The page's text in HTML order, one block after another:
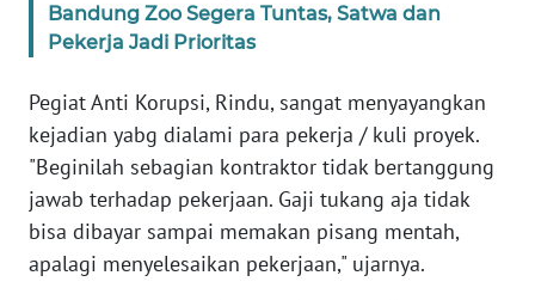
Bandung Zoo Segera Tuntas, Satwa dan
Pekerja Jadi Prioritas
Pegiat Anti Korupsi, Rindu, sangat menyayangkan
kejadian yabg dialami para pekerja / kuli proyek.
"Beginilah sebagian kontraktor tidak bertanggung
jawab terhadap pekerjaan. Gaji tukang aja tidak
bisa dibayar sampai memakan pisang mentah,
apalagi menyelesaikan pekerjaan," ujarnya.
LAMPUNG
JATENG
WN
NUSANTARA
WN